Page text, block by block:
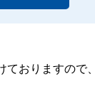
ておりますので